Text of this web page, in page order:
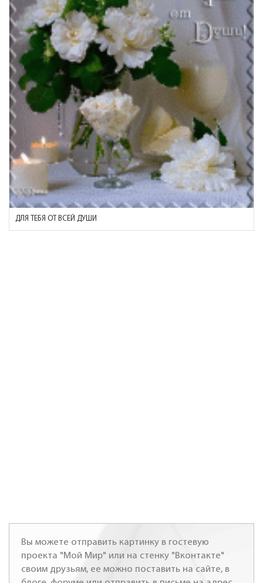
ДЛЯ ТЕБЯ ОТ ВСЕЙ ДУШИ
Вы можете отправить картинку в гостевую
проекта "Мой Мир" или на стенку "Вконтакте"
своим друзьям, ее можно поставить на сайте, в